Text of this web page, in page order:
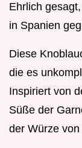
Ehrlich
in Spanien
Diese
die es
Inspiriert von
Süße der
der Würze